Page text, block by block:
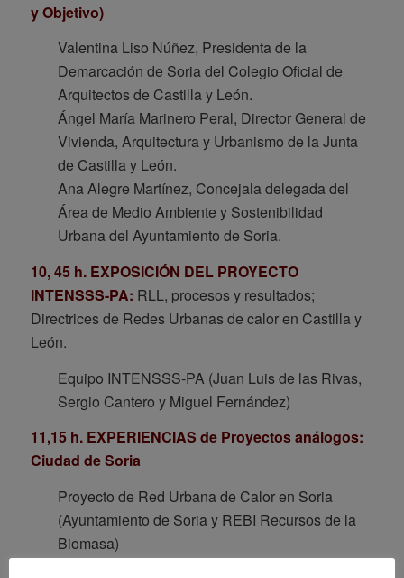
y Objetivo)
Valentina Liso Núñez, Presidenta de la
Demarcación de Soria del Colegio Oficial de
Arquitectos de Castilla y León.
Ángel María Marinero Peral, Director General de
Vivienda, Arquitectura y Urbanismo de la Junta
de Castilla y León.
Ana Alegre Martínez, Concejala delegada del
Área de Medio Ambiente y Sostenibilidad
Urbana del Ayuntamiento de Soria.
10, 45 h. EXPOSICIÓN DEL PROYECTO
INTENSSS-PA: RLL, procesos y resultados;
Directrices de Redes Urbanas de calor en Castilla y
León.
Equipo INTENSSS-PA (Juan Luis de las Rivas,
Sergio Cantero y Miguel Fernández)
11,15 h. EXPERIENCIAS de Proyectos análogos:
Ciudad de Soria
Proyecto de Red Urbana de Calor en Soria
(Ayuntamiento de Soria y REBI Recursos de la
Biomasa)